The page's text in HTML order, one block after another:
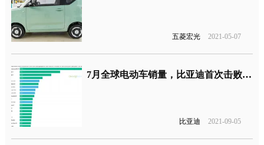
五菱宏光 2021-05-07
7月全球电动车销量，比亚迪首次击败特斯拉
比亚迪 2021-09-05